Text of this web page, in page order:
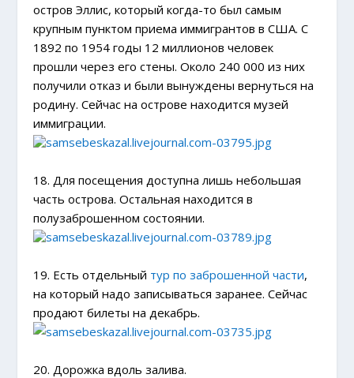
остров Эллис, который когда-то был самым
крупным пунктом приема иммигрантов в США. С
1892 по 1954 годы 12 миллионов человек
прошли через его стены. Около 240 000 из них
получили отказ и были вынуждены вернуться на
родину. Сейчас на острове находится музей
иммиграции.
18. Для посещения доступна лишь небольшая
часть острова. Остальная находится в
полузаброшенном состоянии.
19. Есть отдельный тур по заброшенной части,
на который надо записываться заранее. Сейчас
продают билеты на декабрь.
20. Дорожка вдоль залива.